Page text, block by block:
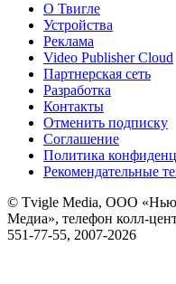
О Твигле
Устройства
Реклама
Video Publisher Cloud
Партнерская сеть
Разработка
Контакты
Отменить подписку
Соглашение
Политика
Рекомендательные
© Tvigle Media, ООО
Медиа», телефон колл-
551-77-55, 2007-2026